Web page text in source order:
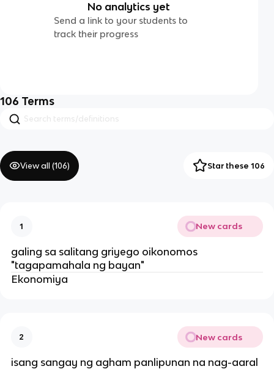
No analytics yet
Send a link to your students to
track their progress
106 Terms
View all (106) Star these 106
1 New cards
galing sa salitang griyego oikonomos
"tagapamahala ng bayan"
Ekonomiya
2 New cards
isang sangay ng agham panlipunan na nag-aaral